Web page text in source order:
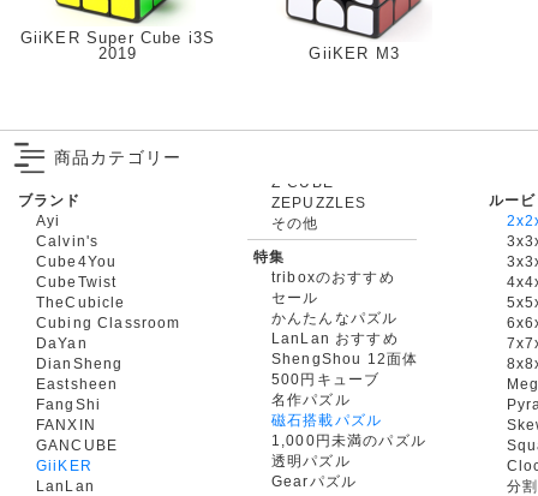
GiiKER Super Cube i3S
2019
GiiKER M3
商品カテゴリー
ブランド
Ayi
Calvin's
Cube4You
CubeTwist
TheCubicle
Cubing Classroom
DaYan
DianSheng
Eastsheen
FangShi
FANXIN
GANCUBE
GiiKER
LanLan
ZEPUZZLES
その他
特集
triboxのおすすめ
セール
かんたんなパズル
LanLan おすすめ
ShengShou 12面体
500円キューブ
名作パズル
磁石搭載パズル
1,000円未満のパズル
透明パズル
Gearパズル
ルー
分